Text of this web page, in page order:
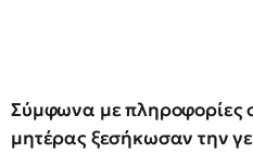
Σύμφωνα με πληροφορίες
μητέρας ξεσήκωσαν την